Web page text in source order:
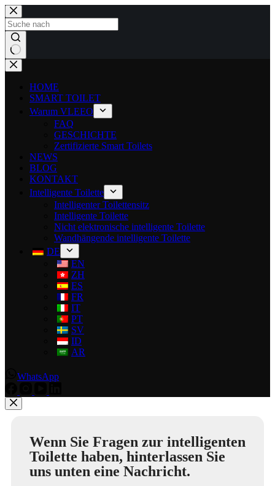
HOME
SMART TOILET
Warum VLEEO
FAQ
GESCHICHTE
Zertifizierte Smart Toilets
NEWS
BLOG
KONTAKT
Intelligente Toilette
Intelligenter Toilettensitz
Intelligente Toilette
Nicht elektronische intelligente Toilette
Wandhängende intelligente Toilette
DE
EN
ZH
ES
FR
IT
PT
SV
ID
AR
WhatsApp
Wenn Sie Fragen zur intelligenten
Toilette haben, hinterlassen Sie
uns unten eine Nachricht.